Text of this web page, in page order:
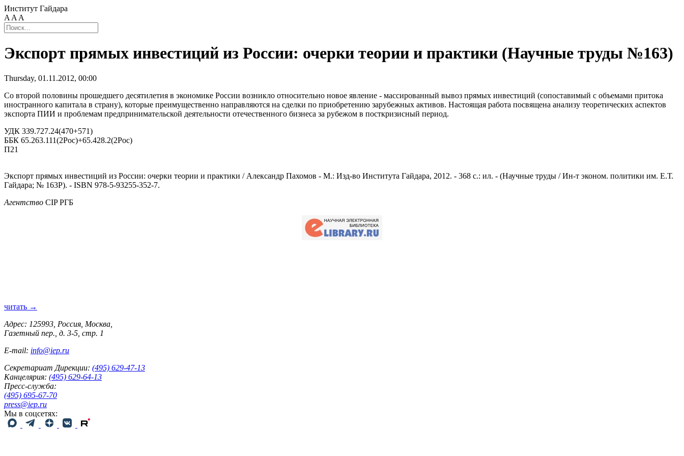
Институт Гайдара
A A A
Экспорт прямых инвестиций из России: очерки теории и практики (Научные труды №163)
Thursday, 01.11.2012, 00:00
Со второй половины прошедшего десятилетия в экономике России возникло относительно новое явление - массированный вывоз прямых инвестиций (сопоставимый с объемами притока
иностранного капитала в страну), которые преимущественно направляются на сделки по приобретению зарубежных активов. Настоящая работа посвящена анализу теоретических аспектов
экспорта ПИИ и проблемам предпринимательской деятельности отечественного бизнеса за рубежом в посткризисный период.
УДК 339.727.24(470+571)
ББК 65.263.111(2Рос)+65.428.2(2Рос)
П21
Экспорт прямых инвестиций из России: очерки теории и практики / Александр Пахомов - М.: Изд-во Института Гайдара, 2012. - 368 с.: ил. - (Научные труды / Ин-т эконом. политики им. Е.Т.
Гайдара; № 163P). - ISBN 978-5-93255-352-7.
Агентство CIP РГБ
читать →
Адрес: 125993, Россия, Москва,
Газетный пер., д. 3-5, стр. 1
E-mail: info@iep.ru
Секретариат Дирекции: (495) 629-47-13
Канцелярия: (495) 629-64-13
Пресс-служба:
(495) 695-67-70
press@iep.ru
Мы в соцсетях: